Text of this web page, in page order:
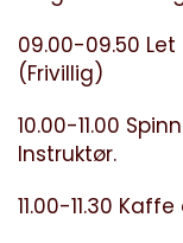
09.00-09.50
(Frivillig)
10.00-11.00
Instruktør.
11.00-11.30